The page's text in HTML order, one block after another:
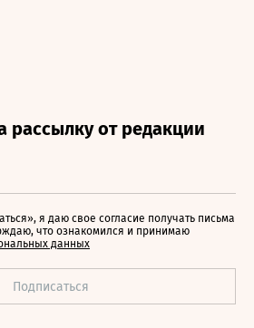
я даю свое согласие получать письма
что ознакомился и принимаю
данных